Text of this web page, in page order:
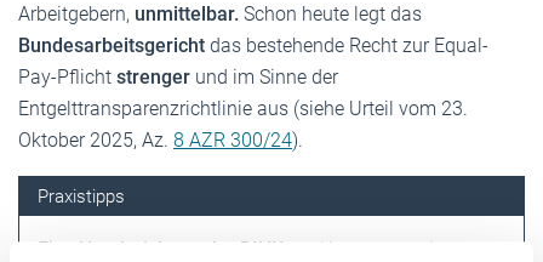
Arbeitgebern, unmittelbar. Schon heute legt das
Bundesarbeitsgericht das bestehende Recht zur Equal-
Pay-Pflicht strenger und im Sinne der
Entgelttransparenzrichtlinie aus (siehe Urteil vom 23.
Oktober 2025, Az. 8 AZR 300/24).
Praxistipps
Eine Handreichung der DIHK
zur Umsetzung der